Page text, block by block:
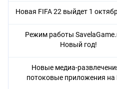
Новая FIFA 22 выйдет 1
Режим работы
Новый год!
Новые медиа-
потоковые приложения на